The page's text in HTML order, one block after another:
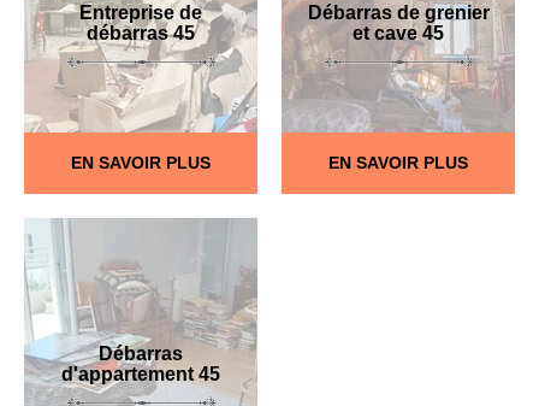
Entreprise de
débarras 45
EN SAVOIR PLUS
Débarras de grenier
et cave 45
EN SAVOIR PLUS
Débarras
d'appartement 45